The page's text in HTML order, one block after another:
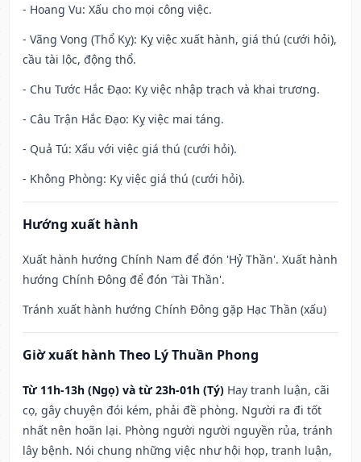
- Hoang Vu: Xấu cho mọi công việc.
- Vãng Vong (Thổ Kỵ): Kỵ việc xuất hành, giá thú (cưới hỏi),
cầu tài lộc, động thổ.
- Chu Tước Hắc Đạo: Kỵ việc nhập trạch và khai trương.
- Câu Trận Hắc Đạo: Kỵ việc mai táng.
- Quả Tú: Xấu với việc giá thú (cưới hỏi).
- Không Phòng: Kỵ việc giá thú (cưới hỏi).
Hướng xuất hành
Xuất hành hướng Chính Nam để đón 'Hỷ Thần'. Xuất hành
hướng Chính Đông để đón 'Tài Thần'.
Tránh xuất hành hướng Chính Đông gặp Hạc Thần (xấu)
Giờ xuất hành Theo Lý Thuần Phong
Từ 11h-13h (Ngọ) và từ 23h-01h (Tý) Hay tranh luận, cãi
cọ, gây chuyện đói kém, phải đề phòng. Người ra đi tốt
nhất nên hoãn lại. Phòng người người nguyền rủa, tránh
lây bệnh. Nói chung những việc như hội họp, tranh luận,